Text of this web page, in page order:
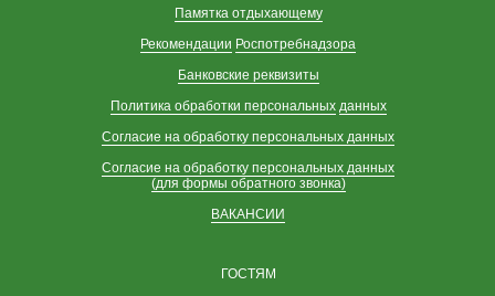
Памятка отдыхающему
Рекомендации Роспотребнадзора
Банковские реквизиты
Политика обработки персональных данных
Согласие на обработку персональных данных
Согласие на обработку персональных данных
(для формы обратного звонка)
ВАКАНСИИ
ГОСТЯМ